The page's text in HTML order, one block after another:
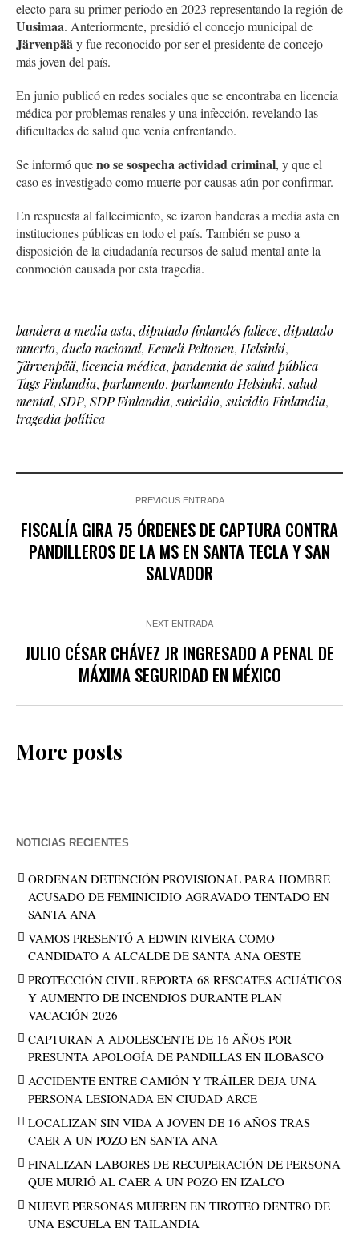
electo para su primer periodo en 2023 representando la región de
Uusimaa. Anteriormente, presidió el concejo municipal de
Järvenpääy fue reconocido por ser el presidente de concejo
más joven del país.
En junio publicó en redes sociales que se encontraba en licencia
médica por problemas renales y una infección, revelando las
dificultades de salud que venía enfrentando.
Se informó queno se sospecha actividad criminal, y que el
caso es investigado como muerte por causas aún por confirmar.
En respuesta al fallecimiento, se izaron banderas a media asta en
instituciones públicas en todo el país. También se puso a
disposición de la ciudadanía recursos de salud mental ante la
conmoción causada por esta tragedia.
bandera a media asta, diputado finlandés fallece, diputado
muerto, duelo nacional, Eemeli Peltonen, Helsinki,
Järvenpää, licencia médica, pandemia de salud pública
Tags Finlandia, parlamento, parlamento Helsinki,salud
mental, SDP, SDP Finlandia,suicidio,suicidio Finlandia,
tragedia política
PREVIOUS ENTRADA
FISCALÍA GIRA 75 ÓRDENES DE CAPTURA CONTRA
PANDILLEROS DE LA MS EN SANTA TECLA Y SAN
SALVADOR
NEXT ENTRADA
JULIO CÉSAR CHÁVEZ JR INGRESADO A PENAL DE
MÁXIMA SEGURIDAD EN MÉXICO
More posts
NOTICIAS RECIENTES
ORDENAN DETENCIÓN PROVISIONAL PARA HOMBRE
ACUSADO DE FEMINICIDIO AGRAVADO TENTADO EN
SANTA ANA
VAMOS PRESENTÓ A EDWIN RIVERA COMO
CANDIDATO A ALCALDE DE SANTA ANA OESTE
PROTECCIÓN CIVIL REPORTA 68 RESCATES ACUÁTICOS
Y AUMENTO DE INCENDIOS DURANTE PLAN
VACACIÓN 2026
CAPTURAN A ADOLESCENTE DE 16 AÑOS POR
PRESUNTA APOLOGÍA DE PANDILLAS EN ILOBASCO
ACCIDENTE ENTRE CAMIÓN Y TRÁILER DEJA UNA
PERSONA LESIONADA EN CIUDAD ARCE
LOCALIZAN SIN VIDA A JOVEN DE 16 AÑOS TRAS
CAER A UN POZO EN SANTA ANA
FINALIZAN LABORES DE RECUPERACIÓN DE PERSONA
QUE MURIÓ AL CAER A UN POZO EN IZALCO
NUEVE PERSONAS MUEREN EN TIROTEO DENTRO DE
UNA ESCUELA EN TAILANDIA